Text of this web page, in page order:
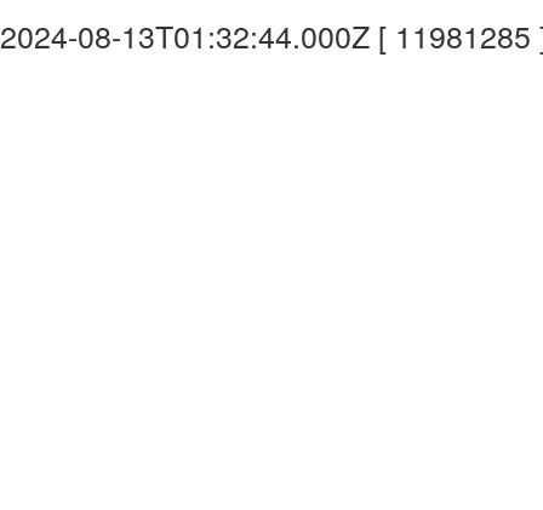
2024-08-13T01:32:44.000Z [ 11981285